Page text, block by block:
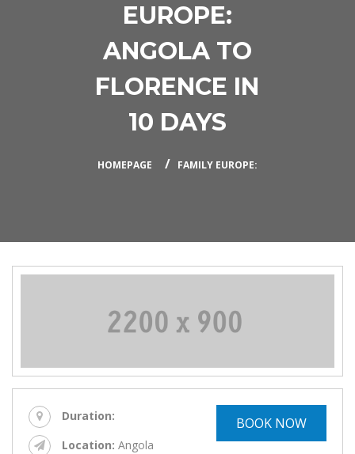
EUROPE:
ANGOLA TO
FLORENCE IN
10 DAYS
HOMEPAGE FAMILY EUROPE:
Duration:
Location: Angola
BOOK NOW